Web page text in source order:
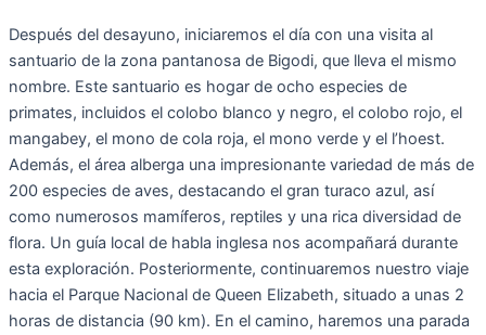
Después del desayuno, iniciaremos el día con una visita al
santuario de la zona pantanosa de Bigodi, que lleva el mismo
nombre. Este santuario es hogar de ocho especies de
primates, incluidos el colobo blanco y negro, el colobo rojo, el
mangabey, el mono de cola roja, el mono verde y el l’hoest.
Además, el área alberga una impresionante variedad de más de
200 especies de aves, destacando el gran turaco azul, así
como numerosos mamíferos, reptiles y una rica diversidad de
flora. Un guía local de habla inglesa nos acompañará durante
esta exploración. Posteriormente, continuaremos nuestro viaje
hacia el Parque Nacional de Queen Elizabeth, situado a unas 2
horas de distancia (90 km). En el camino, haremos una parada